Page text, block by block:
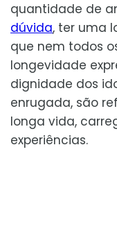
quantidade de
dúvida, ter uma
que nem todos
longevidade
dignidade dos
enrugada, são
longa vida,
experiências.